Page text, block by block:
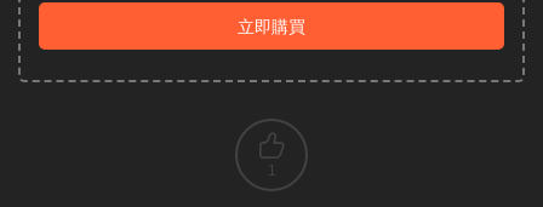
立即購買
1